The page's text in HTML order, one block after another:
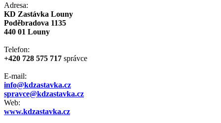
Adresa:
KD Zastávka Louny
Poděbradova 1135
440 01 Louny
Telefon:
+420 728 575 717 správce
E-mail:
info@kdzastavka.cz
spravce@kdzastavka.cz
Web:
www.kdzastavka.cz